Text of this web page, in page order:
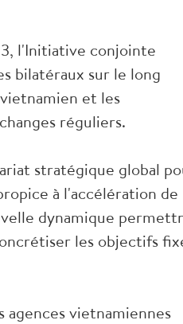
l'Initiative conjointe
bilatéraux sur le long
et les
réguliers.
stratégique global
à l'accélération de
dynamique
les objectifs
vietnamiennes